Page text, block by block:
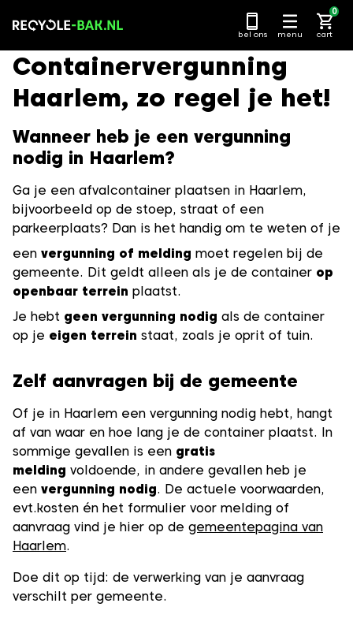
naar
bel ons menu cart
0
Containervergunning
Haarlem, zo regel je het!
Wanneer heb je een vergunning
nodig in Haarlem?
Ga je een afvalcontainer plaatsen in Haarlem,
bijvoorbeeld op de stoep, straat of een
parkeerplaats? Dan is het handig om te weten of je
een vergunning of melding moet regelen bij de
gemeente. Dit geldt alleen als je de container op
openbaar terrein plaatst.
Je hebt geen vergunning nodig als de container
op je eigen terrein staat, zoals je oprit of tuin.
Zelf aanvragen bij de gemeente
Of je in Haarlem een vergunning nodig hebt, hangt
af van waar en hoe lang je de container plaatst. In
sommige gevallen is een gratis
melding voldoende, in andere gevallen heb je
een vergunning nodig. De actuele voorwaarden,
evt.kosten én het formulier voor melding of
aanvraag vind je hier op de gemeentepagina van
Haarlem.
Doe dit op tijd: de verwerking van je aanvraag
verschilt per gemeente.